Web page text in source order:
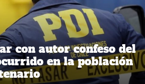
con autor confeso del
en la población